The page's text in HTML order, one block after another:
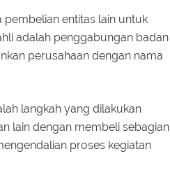
entitas lain untuk
adalah penggabungan badan
perusahaan dengan nama
langkah yang dilakukan
lain dengan membeli sebagian
proses kegiatan